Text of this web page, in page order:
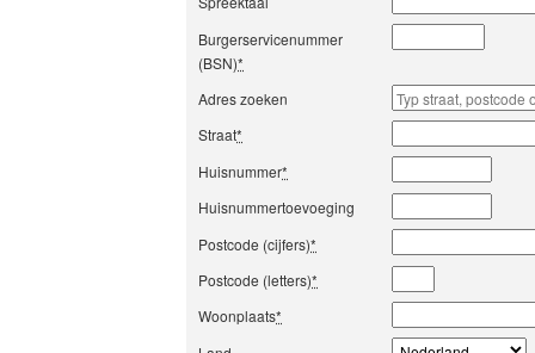
Burgerservicenummer
(BSN)*
Adres zoeken
Straat*
Huisnummer*
Huisnummertoevoeging
Postcode (cijfers)*
Postcode (letters)*
Woonplaats*